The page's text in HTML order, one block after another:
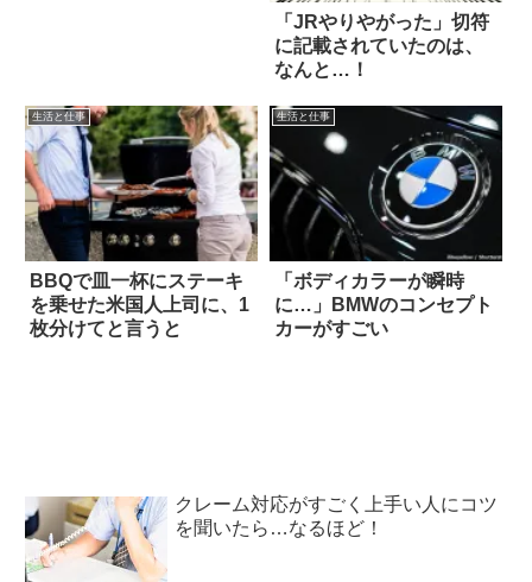
「JRやりやがった」切符
に記載されていたのは、
なんと…！
生活と仕事
BBQで皿一杯にステーキ
を乗せた米国人上司に、1
枚分けてと言うと
生活と仕事
「ボディカラーが瞬時
に…」BMWのコンセプト
カーがすごい
クレーム対応がすごく上手い人にコツ
を聞いたら…なるほど！